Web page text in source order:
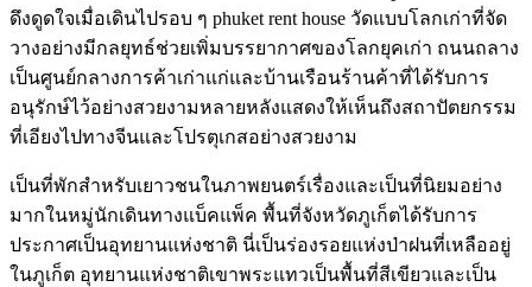
ดึงดูดใจเมื่อเดินไปรอบ ๆ phuket rent house วัดแบบโลกเก่าที่จัด
วางอย่างมีกลยุทธ์ช่วยเพิ่มบรรยากาศของโลกยุคเก่า ถนนถลาง
เป็นศูนย์กลางการค้าเก่าแก่และบ้านเรือนร้านค้าที่ได้รับการ
อนุรักษ์ไว้อย่างสวยงามหลายหลังแสดงให้เห็นถึงสถาปัตยกรรม
ที่เอียงไปทางจีนและโปรตุเกสอย่างสวยงาม
เป็นที่พักสำหรับเยาวชนในภาพยนตร์เรื่องและเป็นที่นิยมอย่าง
มากในหมู่นักเดินทางแบ็คแพ็ค พื้นที่จังหวัดภูเก็ตได้รับการ
ประกาศเป็นอุทยานแห่งชาติ นี่เป็นร่องรอยแห่งป่าฝนที่เหลืออยู่
ในภูเก็ต อุทยานแห่งชาติเขาพระแทวเป็นพื้นที่สีเขียวและเป็น